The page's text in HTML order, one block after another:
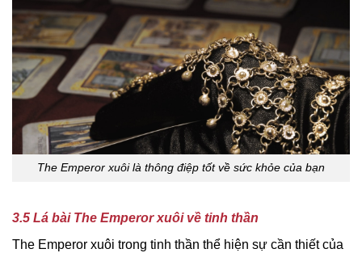
The Emperor xuôi là thông điệp tốt về sức khỏe của bạn
3.5 Lá bài The Emperor xuôi về tinh thần
The Emperor xuôi trong tinh thần thể hiện sự cần thiết của